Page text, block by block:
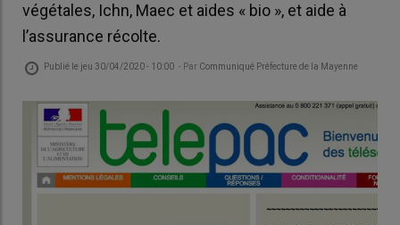
végétales, Ichn, Maec et aides « bio », et aide à
l’assurance récolte.
Publié le jeu 30/04/2020 - 10:00 - Par Communiqué Préfecture de la Mayenne